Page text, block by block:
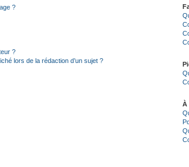
?
?
lors de la rédaction d’un sujet ?
À